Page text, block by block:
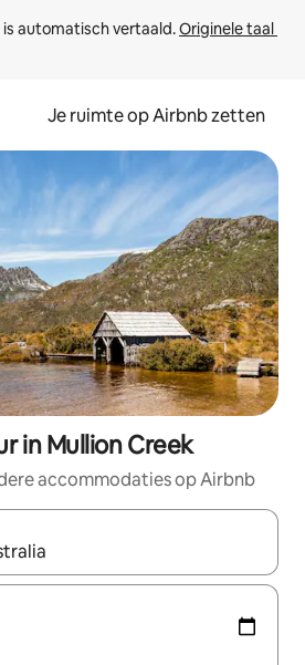
automatisch vertaald. Originele taal
Je ruimte op Airbnb zetten
in Mullion Creek
accommodaties op Airbnb
beschikbaar zijn, maak je een keuze